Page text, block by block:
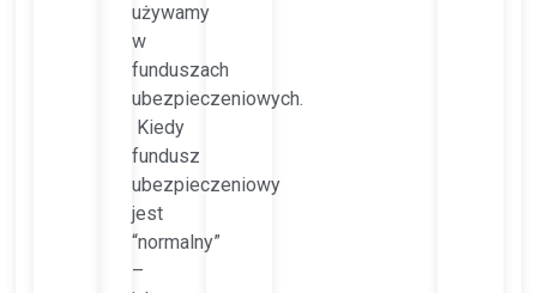
używamy
w
funduszach
ubezpieczeniowych.
Kiedy
fundusz
ubezpieczeniowy
jest
“normalny”
–